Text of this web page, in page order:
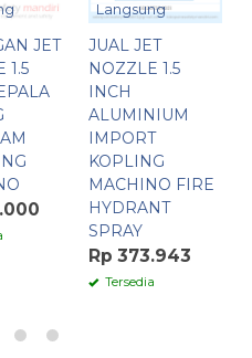
JET
1.5
Langsung
JUAL JET
NOZZLE 1.5
INCH
ALUMINIUM
IMPORT
KOPLING
MACHINO FIRE
HYDRANT
SPRAY
Rp 373.943
Tersedia